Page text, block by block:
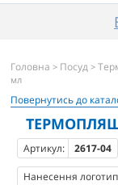
Головна > Посуд >
мл
Повернутись до
Артикул: 2617-04
Нанесення